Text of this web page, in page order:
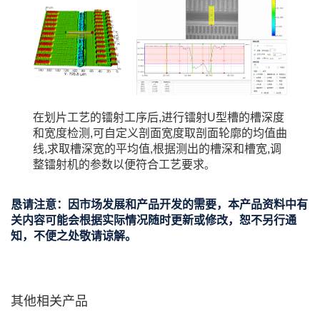
在划片工艺的镭射工序后,进行镭射U型槽的槽深度
和宽度检测,可自定义剖面宽度取剖面轮廓的均值曲
线,求取槽深宽的平均值,根据测出的槽深和槽宽,调
整镭射机的参数以便符合工艺要求。
恳请注意：因市场发展和产品开发的需要，本产品资料中有
关内容可能会根据实际情况随时更新或修改，恕不另行通
知，不便之处敬请谅解。
其他相关产品